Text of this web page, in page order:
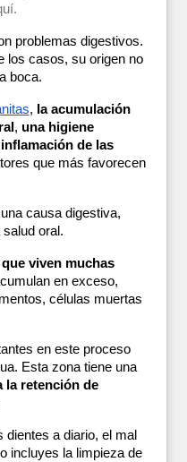
problemas digestivos.
los casos, su origen no
boca.
, la acumulación
, una higiene
de las
que más favorecen
causa digestiva,
oral.
viven muchas
en exceso,
células muertas
en este proceso
Esta zona tiene una
la retención de
dientes a diario, el mal
incluyes la limpieza de